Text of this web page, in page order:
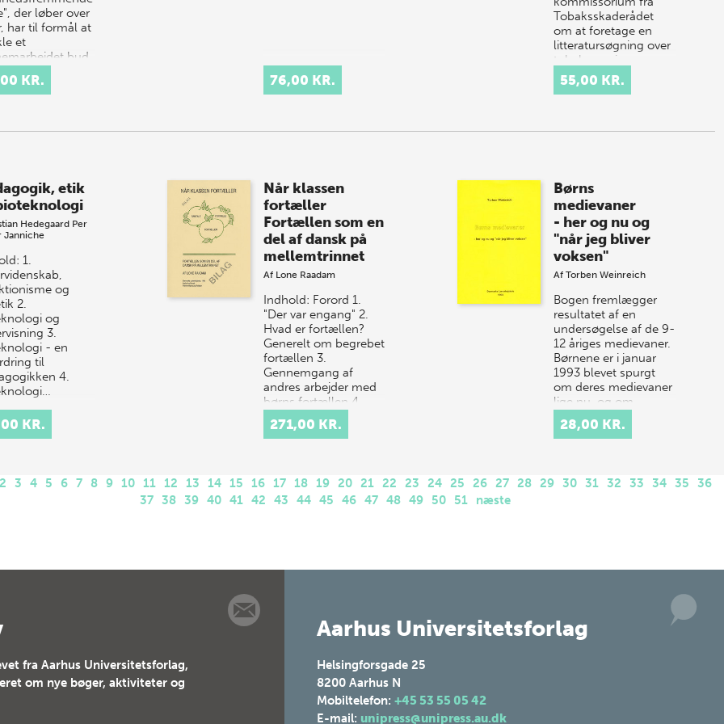
der løber over
har til formål at
et
bud
KR. 76,00 KR.
Tobaksskaderådet
om at foretage en
litteratursøgning over
tobaksrygnings
ætiologi, med særlig…
55,00 KR.
etik
Hedegaard Per
Janniche
1.
og
2.
og
3.
- en
til
4.
KR.
Når klassen
fortæller
Fortællen som en
del af dansk på
mellemtrinnet
Af Lone Raadam
Indhold: Forord 1.
"Der var engang" 2.
Hvad er fortællen?
Generelt om begrebet
fortællen 3.
Gennemgang af
andres arbejder med
børns fortællen 4.
Den t…
271,00 KR.
Børns
medievaner
- her og nu og
"når jeg bliver
voksen"
AfTorben Weinreich
Bogen fremlægger
resultatet af en
undersøgelse af de 9-
12 åriges medievaner.
Børnene er i januar
1993 blevet spurgt
om deres medievaner
lige nu, og om…
28,00 KR.
2 3 4 5 6 7 8 9 10 11 12 13 14 15 16 17 18 19 20 21 22 23 24 25 26 27 28 29 30 31 32 33 34 35
36
37 38 39 40 41 42 43 44 45 46 47 48 49 50 51 næste
fra Aarhus Universitetsforlag,
om nye bøger, aktiviteter og
Aarhus Universitetsforlag
Helsingforsgade 25
8200 Aarhus N
Mobiltelefon: +45 53 55 05 42
E-mail: unipress@unipress.au.dk